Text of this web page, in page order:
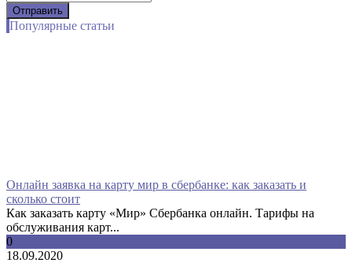
Популярные статьи
Онлайн заявка на карту мир в сбербанке: как заказать и
сколько стоит
Как заказать карту «Мир» Сбербанка онлайн. Тарифы на
обслуживания карт...
0
18.09.2020